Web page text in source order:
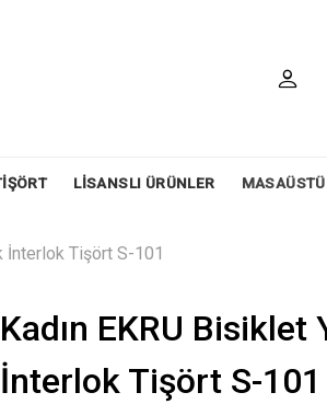
LİSANSLI ÜRÜNLER
İnterlok Tişört S-101
Kadın EKRU Bisiklet
İnterlok Tişört S-101